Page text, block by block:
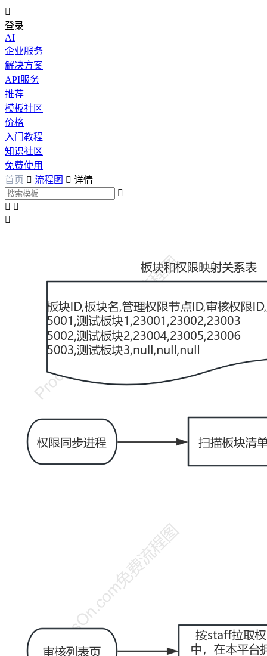

登录
AI
企业服务
解决方案
API服务
推荐
模板社区
价格
入门教程
知识社区
免费使用
首页  流程图  详情

 
